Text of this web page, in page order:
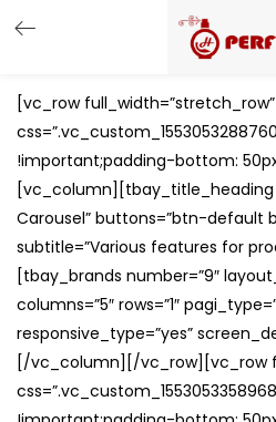
[vc_row full_width=”stretch_row”
!important;padding-bottom:
[vc_column][tbay_title_heading
Carousel” buttons=”btn-default
subtitle=”Various features for
[tbay_brands number=”9″
columns=”5″ rows=”1″
responsive_type=”yes”
[/vc_column][/vc_row][vc_row
Enter your username and
Remember me
Login
Lost password?